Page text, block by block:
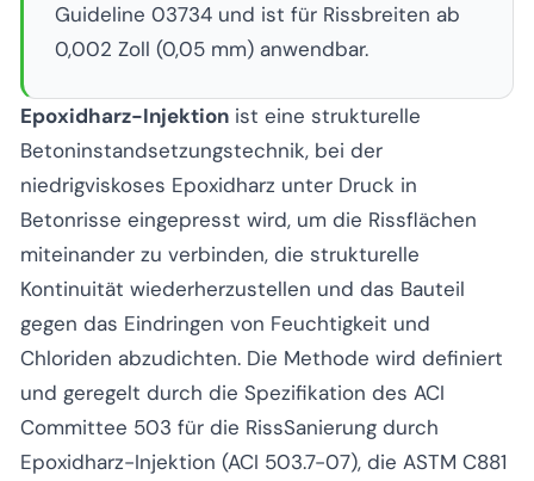
Guideline 03734 und ist für Rissbreiten ab
0,002 Zoll (0,05 mm) anwendbar.
Epoxidharz-Injektion ist eine strukturelle
Betoninstandsetzungstechnik, bei der
niedrigviskoses Epoxidharz unter Druck in
Betonrisse eingepresst wird, um die Rissflächen
miteinander zu verbinden, die strukturelle
Kontinuität wiederherzustellen und das Bauteil
gegen das Eindringen von Feuchtigkeit und
Chloriden abzudichten. Die Methode wird definiert
und geregelt durch die Spezifikation des ACI
Committee 503 für die RissSanierung durch
Epoxidharz-Injektion (ACI 503.7-07), die ASTM C881